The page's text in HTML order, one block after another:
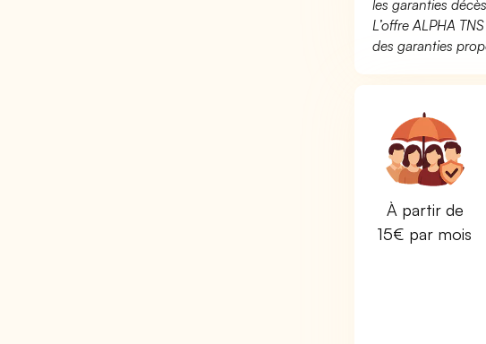
les garanties
L’offre ALPHA
des garanties
À partir de
15€ par mois